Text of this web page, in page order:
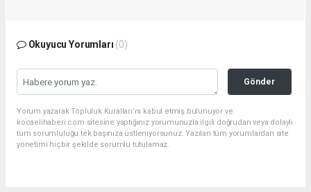
Okuyucu Yorumları (0)
Gönder
Yorum yazarak Topluluk Kuralları’nı kabul etmiş bulunuyor ve
kocaelihaberi.com sitesine yaptığınız yorumunuzla ilgili doğrudan veya dolaylı
tüm sorumluluğu tek başınıza üstleniyorsunuz. Yazılan tüm yorumlardan site
yönetimi hiçbir şekilde sorumlu tutulamaz.